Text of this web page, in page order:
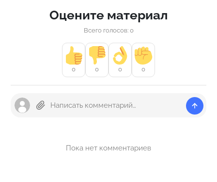
Оцените материал
Всего голосов: 0
0 0 0 0
Пока нет комментариев